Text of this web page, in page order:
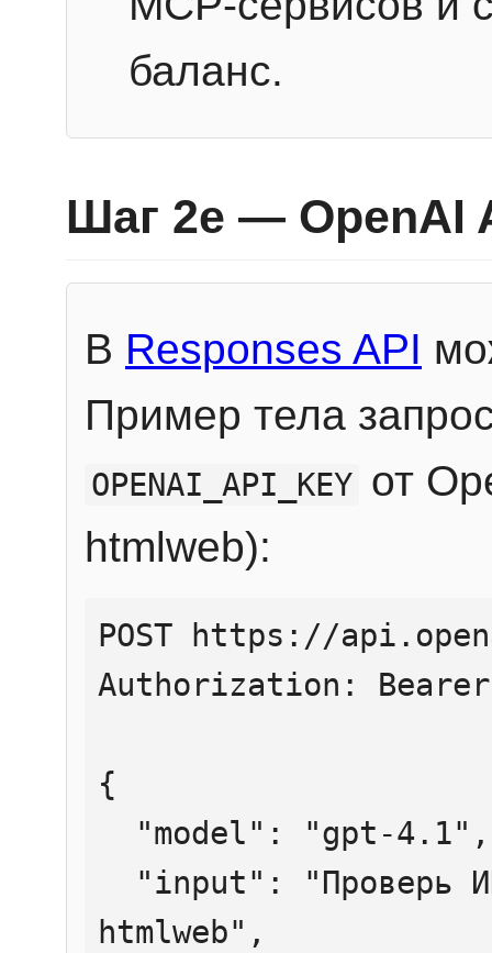
баланс.
Шаг 2e — OpenAI
В Responses API
Пример тела
OPENAI_API_KEY от
htmlweb):
POST https://
Authorization:
{
htmlweb",